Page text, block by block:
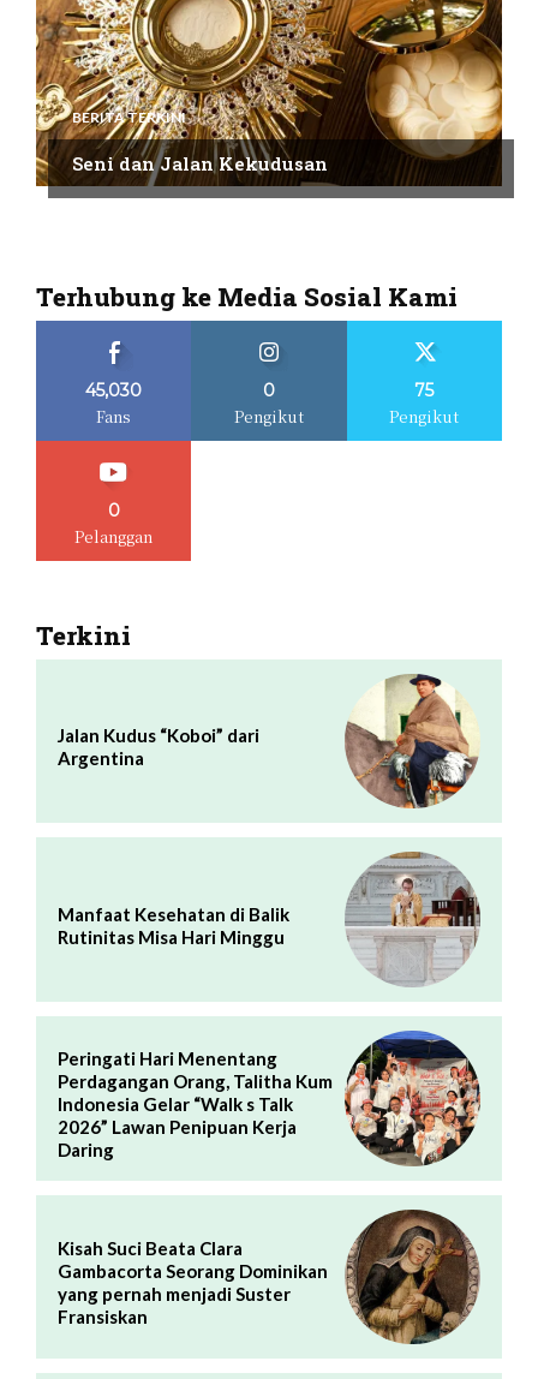
BERITA TERKINI
Seni dan Jalan Kekudusan
Terhubung ke Media Sosial Kami
45,030
Fans
0
Pengikut
75
Pengikut
0
Pelanggan
Terkini
Jalan Kudus “Koboi” dari
Argentina
Manfaat Kesehatan di Balik
Rutinitas Misa Hari Minggu
Peringati Hari Menentang
Perdagangan Orang, Talitha Kum
Indonesia Gelar “Walk s Talk
2026” Lawan Penipuan Kerja
Daring
Kisah Suci Beata Clara
Gambacorta Seorang Dominikan
yang pernah menjadi Suster
Fransiskan